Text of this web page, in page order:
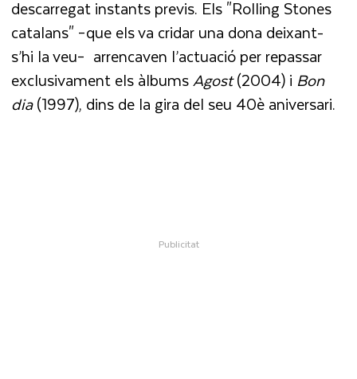
descarregat instants previs. Els "Rolling Stones
catalans" ­–que els va cridar una dona deixant-
s’hi la veu– arrencaven l’actuació per repassar
exclusivament els àlbumsAgost(2004) i Bon
dia(1997), dins de la gira del seu 40è aniversari.